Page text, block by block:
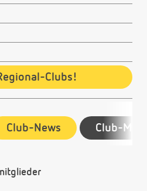
Clubs!
Club-News Club-